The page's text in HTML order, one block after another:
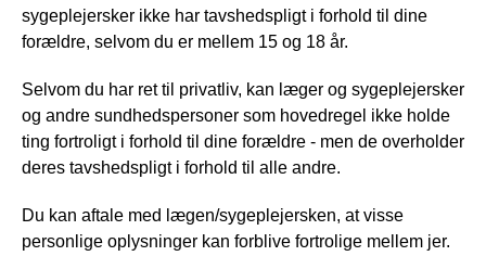
sygeplejersker ikke har tavshedspligt i forhold til dine
forældre, selvom du er mellem 15 og 18 år.
Selvom du har ret til privatliv, kan læger og sygeplejersker
og andre sundhedspersoner som hovedregel ikke holde
ting fortroligt i forhold til dine forældre - men de overholder
deres tavshedspligt i forhold til alle andre.
Du kan aftale med lægen/sygeplejersken, at visse
personlige oplysninger kan forblive fortrolige mellem jer.